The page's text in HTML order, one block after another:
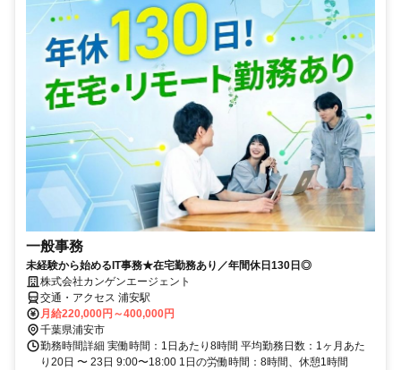
一般事務
未経験から始めるIT事務★在宅勤務あり／年間休日130日◎
株式会社カンゲンエージェント
交通・アクセス 浦安駅
月給220,000円～400,000円
千葉県浦安市
勤務時間詳細 実働時間：1日あたり8時間 平均勤務日数：1ヶ月あた
り20日 〜 23日 9:00〜18:00 1日の労働時間：8時間、休憩1時間